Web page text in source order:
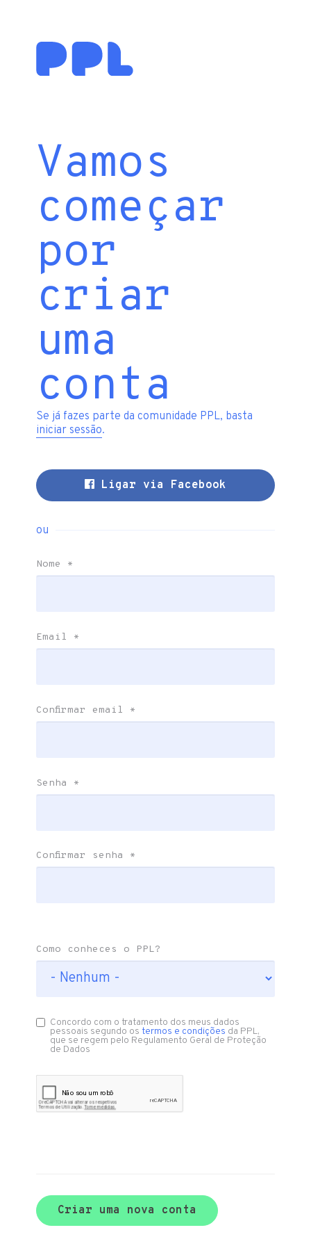
Vamos
começar
por
criar
uma
conta
Se já fazes parte da comunidade PPL, basta
iniciar sessão.
Ligar via Facebook
ou
Nome *
Email *
Confirmar email *
Senha *
Confirmar senha *
Como conheces o PPL?
Concordo com o tratamento dos meus dados
pessoais segundo ostermos e condições da PPL,
que se regem pelo Regulamento Geral de Proteção
de Dados
Criar uma nova conta